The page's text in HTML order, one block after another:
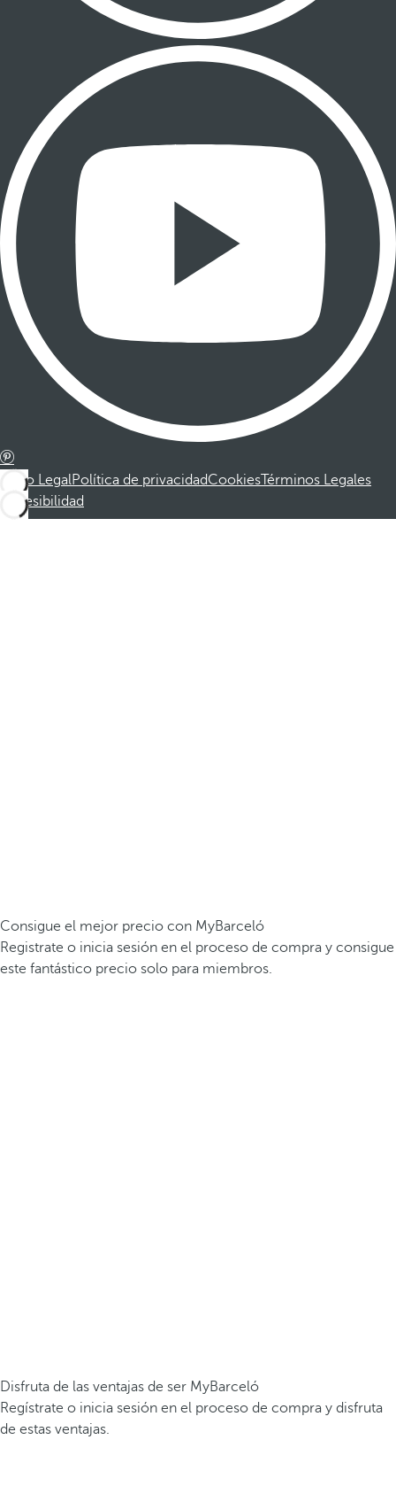
Aviso LegalPolítica de privacidadCookiesTérminos Legales
Accesibilidad
Consigue el mejor precio con MyBarceló
Registrate o inicia sesión en el proceso de compra y consigue
este fantástico precio solo para miembros.
Disfruta de las ventajas de ser MyBarceló
Regístrate o inicia sesión en el proceso de compra y disfruta
de estas ventajas.